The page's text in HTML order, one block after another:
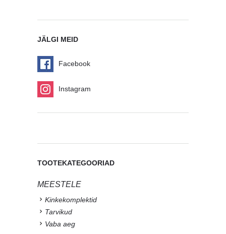
JÄLGI MEID
Facebook
Instagram
TOOTEKATEGOORIAD
MEESTELE
Kinkekomplektid
Tarvikud
Vaba aeg